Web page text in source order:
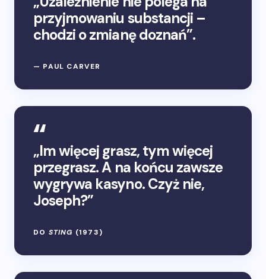
przyjmowaniu substancji –
chodzi o zmianę doznań”.
— PAUL CARVER
„Im więcej grasz, tym więcej
przegrasz. A na końcu zawsze
wygrywa kasyno. Czyż nie,
Joseph?”
DO STING (1973)